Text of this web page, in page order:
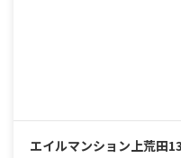
エイルマンション上荒田